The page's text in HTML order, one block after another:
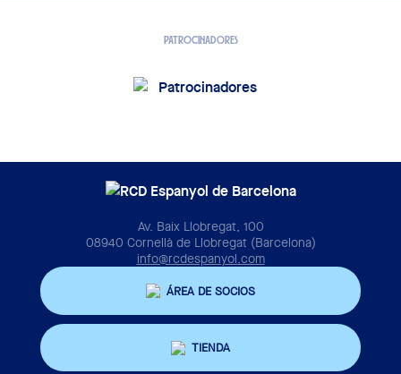
PATROCINADORES
Av. Baix Llobregat, 100
08940 Cornellà de Llobregat (Barcelona)
info@rcdespanyol.com
ÁREA DE SOCIOS
TIENDA